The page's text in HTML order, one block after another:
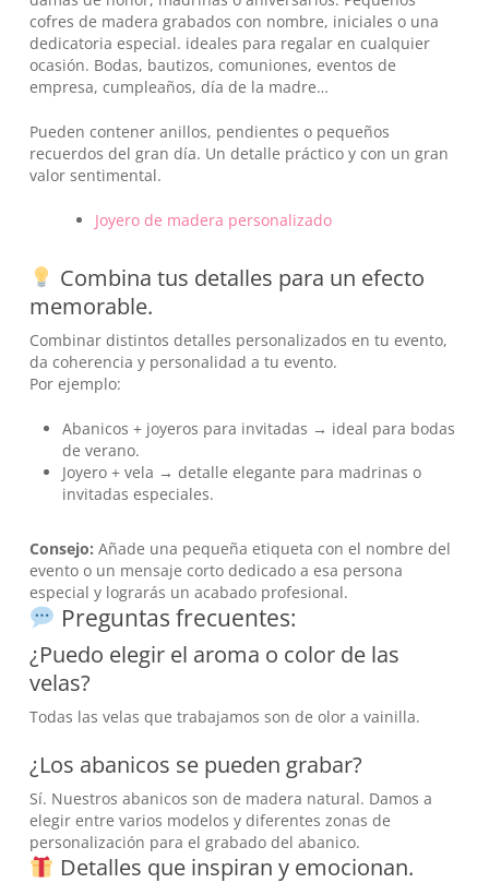
No hay productos en el carrito.
Go To Shop
cofres de madera grabados con nombre, iniciales o una
dedicatoria especial. ideales para regalar en cualquier
ocasión. Bodas, bautizos, comuniones, eventos de
empresa, cumpleaños, día de la madre…
Pueden contener anillos, pendientes o pequeños
recuerdos del gran día. Un detalle práctico y con un gran
valor sentimental.
Joyero de madera personalizado
Combina tus detalles para un efecto
memorable.
Combinar distintos detalles personalizados en tu evento,
da coherencia y personalidad a tu evento.
Por ejemplo:
Abanicos + joyeros para invitadas → ideal para bodas
de verano.
Joyero + vela → detalle elegante para madrinas o
invitadas especiales.
Consejo: Añade una pequeña etiqueta con el nombre del
evento o un mensaje corto dedicado a esa persona
especial y lograrás un acabado profesional.
Preguntas frecuentes:
¿Puedo elegir el aroma o color de las
velas?
Todas las velas que trabajamos son de olor a vainilla.
¿Los abanicos se pueden grabar?
Sí. Nuestros abanicos son de madera natural. Damos a
elegir entre varios modelos y diferentes zonas de
personalización para el grabado del abanico.
Detalles que inspiran y emocionan.